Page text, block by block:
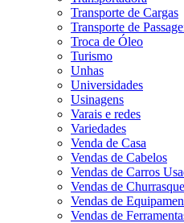
Transporte de Cargas
Transporte de
Troca de Óleo
Turismo
Unhas
Universidades
Usinagens
Varais e redes
Variedades
Venda de Casa
Vendas de Cabelos
Vendas de Carros
Vendas de
Vendas de
Vendas de